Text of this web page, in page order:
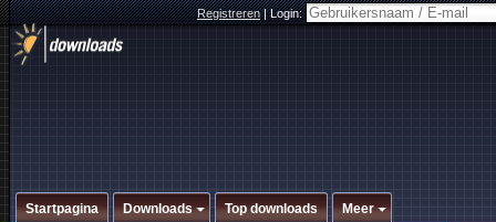
Registreren|Login:
Startpagina Downloads Top downloads Meer